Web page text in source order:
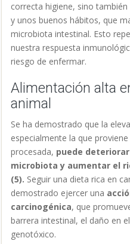
correcta higiene, sino
y unos buenos hábitos, que
microbiota intestinal. Esto
nuestra respuesta
riesgo de enfermar.
Alimentación alta
animal
Se ha demostrado que la
especialmente la que
procesada, puede
microbiota y aumentar el
(5). Seguir una dieta rica en
demostrado ejercer una
carcinogénica, que
barrera intestinal, el daño en
genotóxico.